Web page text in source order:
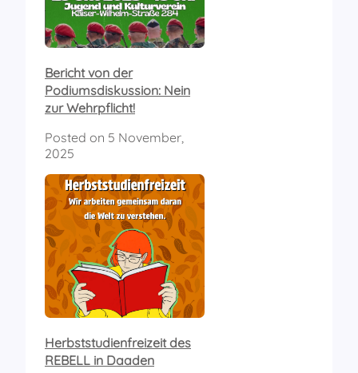
Bericht von der
Podiumsdiskussion: Nein
zur Wehrpflicht!
Posted on 5 November,
2025
Herbststudienfreizeit des
REBELL in Daaden